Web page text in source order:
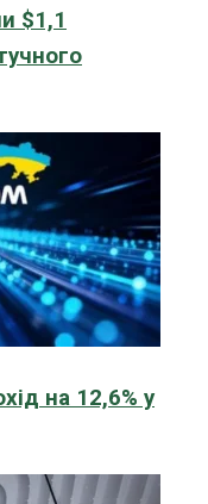
$1,1
на 12,6% у